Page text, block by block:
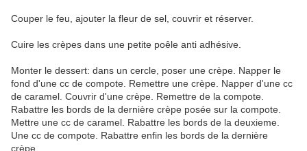
Couper le feu, ajouter la fleur de sel, couvrir et réserver.
Cuire les crèpes dans une petite poêle anti adhésive.
Monter le dessert: dans un cercle, poser une crèpe. Napper le
fond d'une cc de compote. Remettre une crèpe. Napper d'une cc
de caramel. Couvrir d'une crèpe. Remettre de la compote.
Rabattre les bords de la dernière crèpe posée sur la compote.
Mettre une cc de caramel. Rabattre les bords de la deuxieme.
Une cc de compote. Rabattre enfin les bords de la dernière
crèpe.